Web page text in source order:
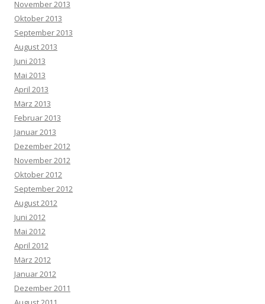
November 2013
Oktober 2013
September 2013
August 2013
Juni 2013
Mai 2013
April 2013
März 2013
Februar 2013
Januar 2013
Dezember 2012
November 2012
Oktober 2012
September 2012
August 2012
Juni 2012
Mai 2012
April 2012
März 2012
Januar 2012
Dezember 2011